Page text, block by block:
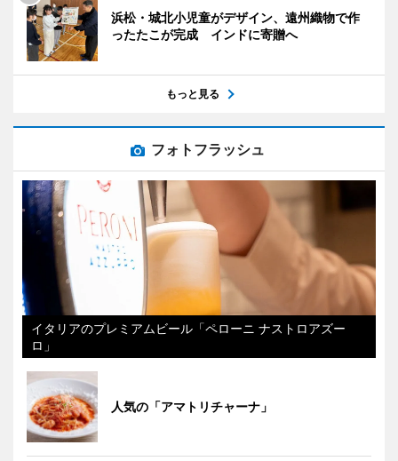
浜松・城北小児童がデザイン、遠州織物で作
ったたこが完成 インドに寄贈へ
もっと見る
フォトフラッシュ
イタリアのプレミアムビール「ペローニ ナストロアズー
ロ」
人気の「アマトリチャーナ」